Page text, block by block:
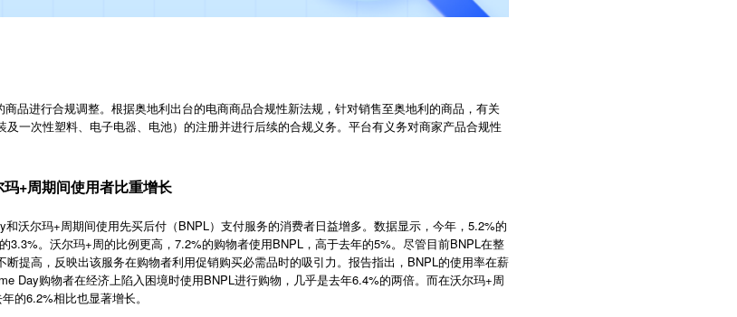
品进行合规调整。根据奥地利出台的电商商品合规性新法规，针对销售至奥地利的商品，有关
一次性塑料、电子电器、电池）的注册并进行后续的合规义务。平台有义务对商家产品合规性
+周期间使用者比重增长
沃尔玛+周期间使用先买后付（BNPL）支付服务的消费者日益增多。数据显示，今年，5.2%的
3.3%。沃尔玛+周的比例更高，7.2%的购物者使用BNPL，高于去年的5%。尽管目前BNPL在整
提高，反映出该服务在购物者利用促销购买必需品时的吸引力。报告指出，BNPL的使用率在薪
Day购物者在经济上陷入困境时使用BNPL进行购物，几乎是去年6.4%的两倍。而在沃尔玛+周
的6.2%相比也显著增长。